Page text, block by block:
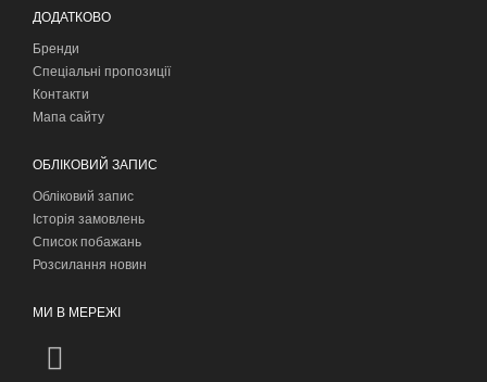
ДОДАТКОВО
Бренди
Спеціальні пропозиції
Контакти
Мапа сайту
ОБЛІКОВИЙ ЗАПИС
Обліковий запис
Історія замовлень
Список побажань
Розсилання новин
МИ В МЕРЕЖІ